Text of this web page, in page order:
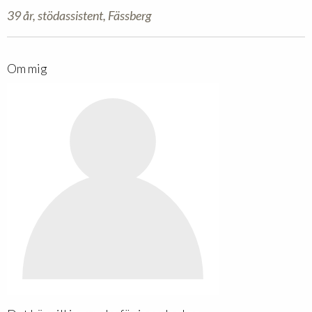
39 år, stödassistent, Fässberg
Om mig